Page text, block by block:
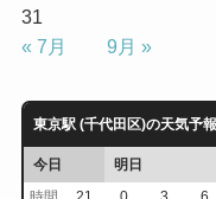
31
« 7月
9月 »
東京駅 (千代田区)の天気予報
今日 明日